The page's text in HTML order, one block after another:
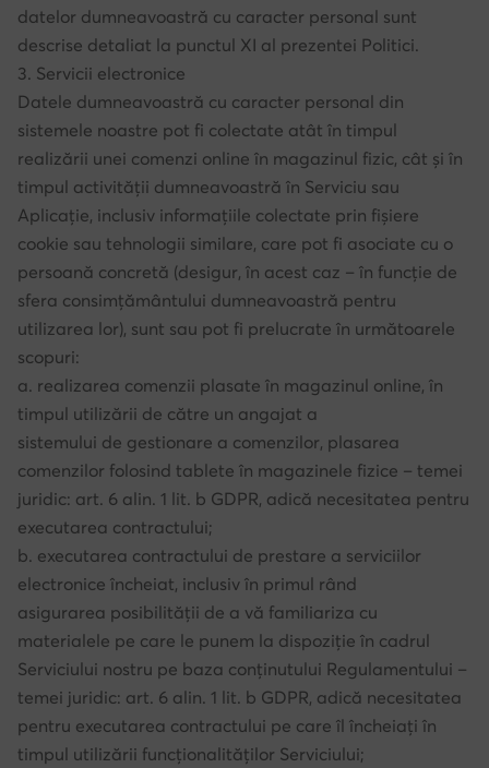
datelor dumneavoastră cu caracter personal sunt
descrise detaliat la punctul XI al prezentei Politici.
3. Servicii electronice
Datele dumneavoastră cu caracter personal din
sistemele noastre pot fi colectate atât în timpul
realizării unei comenzi online în magazinul fizic, cât și în
timpul activității dumneavoastră în Serviciu sau
Aplicație, inclusiv informațiile colectate prin fișiere
cookie sau tehnologii similare, care pot fi asociate cu o
persoană concretă (desigur, în acest caz – în funcție de
sfera consimțământului dumneavoastră pentru
utilizarea lor), sunt sau pot fi prelucrate în următoarele
scopuri:
a. realizarea comenzii plasate în magazinul online, în
timpul utilizării de către un angajat a
sistemului de gestionare a comenzilor, plasarea
comenzilor folosind tablete în magazinele fizice – temei
juridic: art. 6 alin. 1 lit. b GDPR, adică necesitatea pentru
executarea contractului;
b. executarea contractului de prestare a serviciilor
electronice încheiat, inclusiv în primul rând
asigurarea posibilității de a vă familiariza cu
materialele pe care le punem la dispoziție în cadrul
Serviciului nostru pe baza conținutului Regulamentului –
temei juridic: art. 6 alin. 1 lit. b GDPR, adică necesitatea
pentru executarea contractului pe care îl încheiați în
timpul utilizării funcționalităților Serviciului;